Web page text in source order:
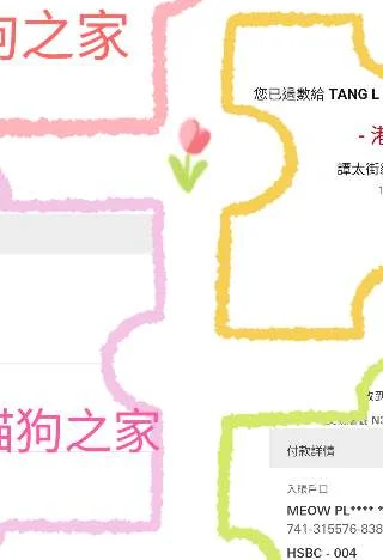
因為家人的健康，也有同學因為我為她的動
進行過直傳靈氣的療法而來上課。無論因為
麼原因，都希望你們可以善用這兩天所學